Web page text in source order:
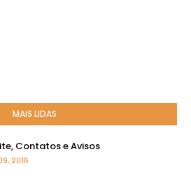
MAIS LIDAS
Contatos e Avisos
2016